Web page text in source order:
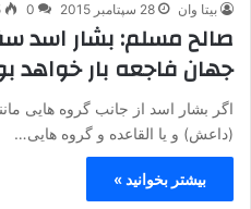
بیتا وان 28 سپتامبر 2015 0
صالح مسلم: بشار اسد
جهان فاجعه بار خواهد
اگر بشار اسد از جانب گروه هایی
(داعش) و یا القاعده و گروه هایی…
بیشتر بخوانید »